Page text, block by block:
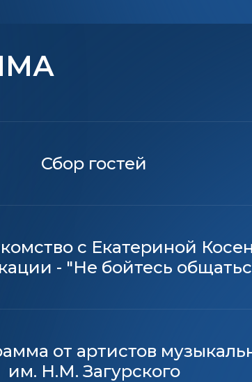
Сбор гостей
с Екатериной
- "Не бойтесь
от артистов
им. Н.М. Загурского